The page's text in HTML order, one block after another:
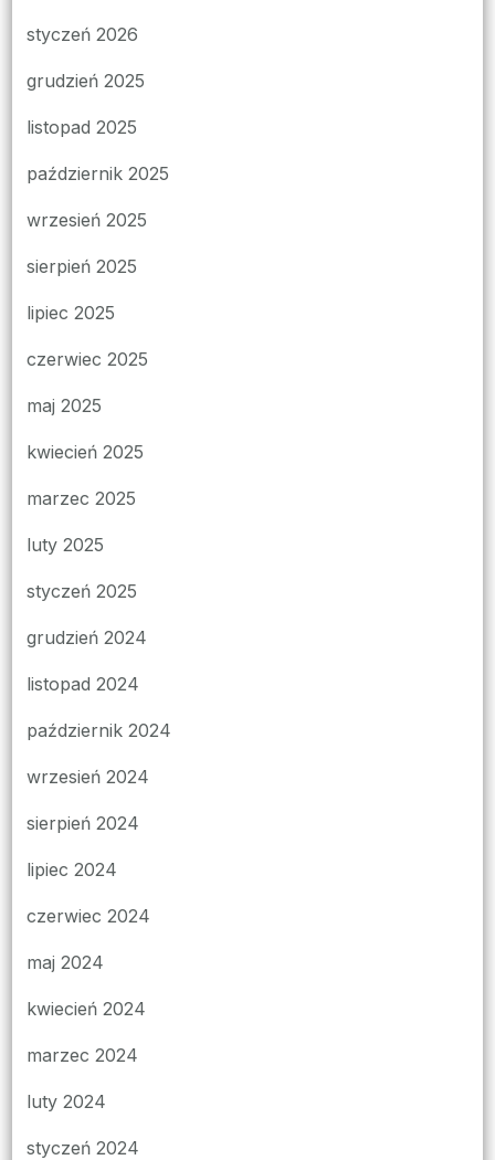
styczeń 2026
grudzień 2025
listopad 2025
październik 2025
wrzesień 2025
sierpień 2025
lipiec 2025
czerwiec 2025
maj 2025
kwiecień 2025
marzec 2025
luty 2025
styczeń 2025
grudzień 2024
listopad 2024
październik 2024
wrzesień 2024
sierpień 2024
lipiec 2024
czerwiec 2024
maj 2024
kwiecień 2024
marzec 2024
luty 2024
styczeń 2024